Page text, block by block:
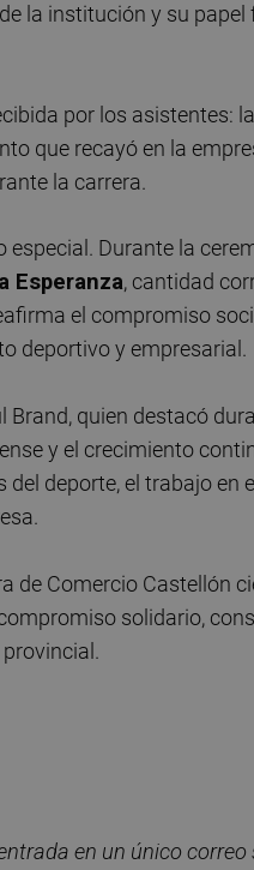
la institución y su
por los asistentes:
que recayó en la
la carrera.
Durante la
Esperanza, cantidad
el compromiso
deportivo y empresarial.
Brand, quien destacó
y el crecimiento
deporte, el trabajo en
de Comercio Castellón
solidario,
en un único correo